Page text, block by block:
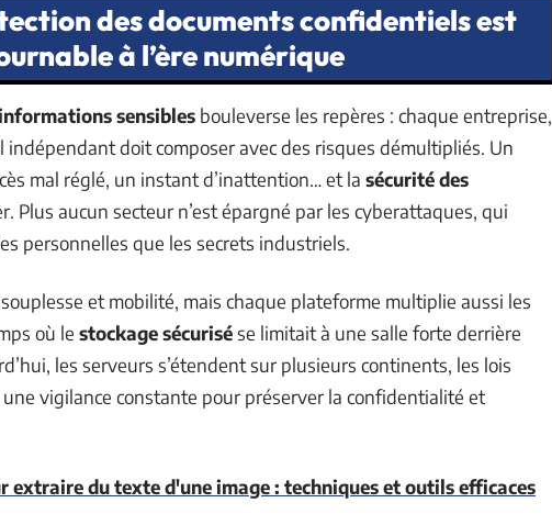
des documents confidentiels est
à l’ère numérique
sensibles bouleverse les repères : chaque entreprise,
doit composer avec des risques démultipliés. Un
mal réglé, un instant d’inattention… et la sécurité des
Plus aucun secteur n’est épargné par les cyberattaques, qui
personnelles que les secrets industriels.
et mobilité, mais chaque plateforme multiplie aussi les
où le stockage sécurisése limitait à une salle forte derrière
les serveurs s’étendent sur plusieurs continents, les lois
vigilance constante pour préserver la confidentialité et
extraire du texte d'une image : techniques et outils efficaces